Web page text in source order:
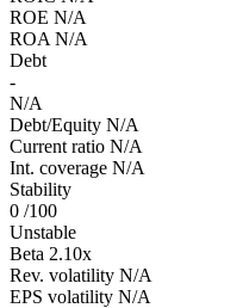
ROE N/A
ROA N/A
Debt
-
N/A
Debt/Equity N/A
Current ratio N/A
Int. coverage N/A
Stability
0 /100
Unstable
Beta 2.10x
Rev. volatility N/A
EPS volatility N/A